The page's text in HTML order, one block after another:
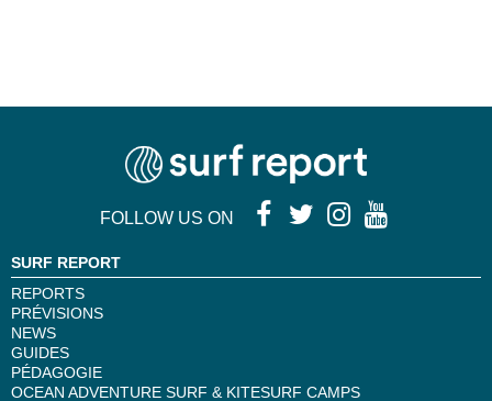
FOLLOW US ON
SURF REPORT
REPORTS
PRÉVISIONS
NEWS
GUIDES
PÉDAGOGIE
OCEAN ADVENTURE SURF & KITESURF CAMPS